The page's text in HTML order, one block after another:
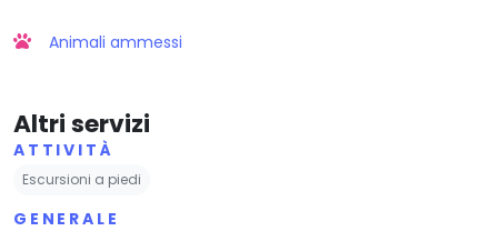
Animali ammessi
Altri servizi
ATTIVITÀ
Escursioni a piedi
GENERALE